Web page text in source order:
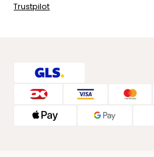
Trustpilot